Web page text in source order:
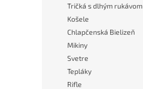
Tričká s dlhým rukávom
Košele
Chlapčenská Bielizeň
Mikiny
Svetre
Tepláky
Rifle